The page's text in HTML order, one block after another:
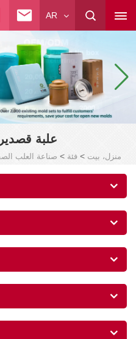
AR
علبة
منزل، بيت > فئة > صناعة العلب